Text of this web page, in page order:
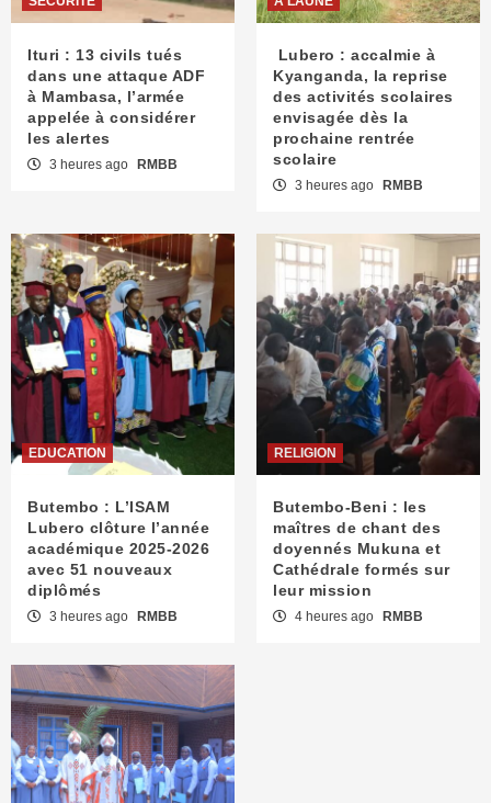
Ituri : 13 civils tués
dans une attaque ADF
à Mambasa, l’armée
appelée à considérer
les alertes
3 heures ago RMBB
Lubero : accalmie à
Kyanganda, la reprise
des activités scolaires
envisagée dès la
prochaine rentrée
scolaire
3 heures ago RMBB
EDUCATION
Butembo : L’ISAM
Lubero clôture l’année
académique 2025-2026
avec 51 nouveaux
diplômés
3 heures ago RMBB
RELIGION
Butembo-Beni : les
maîtres de chant des
doyennés Mukuna et
Cathédrale formés sur
leur mission
4 heures ago RMBB